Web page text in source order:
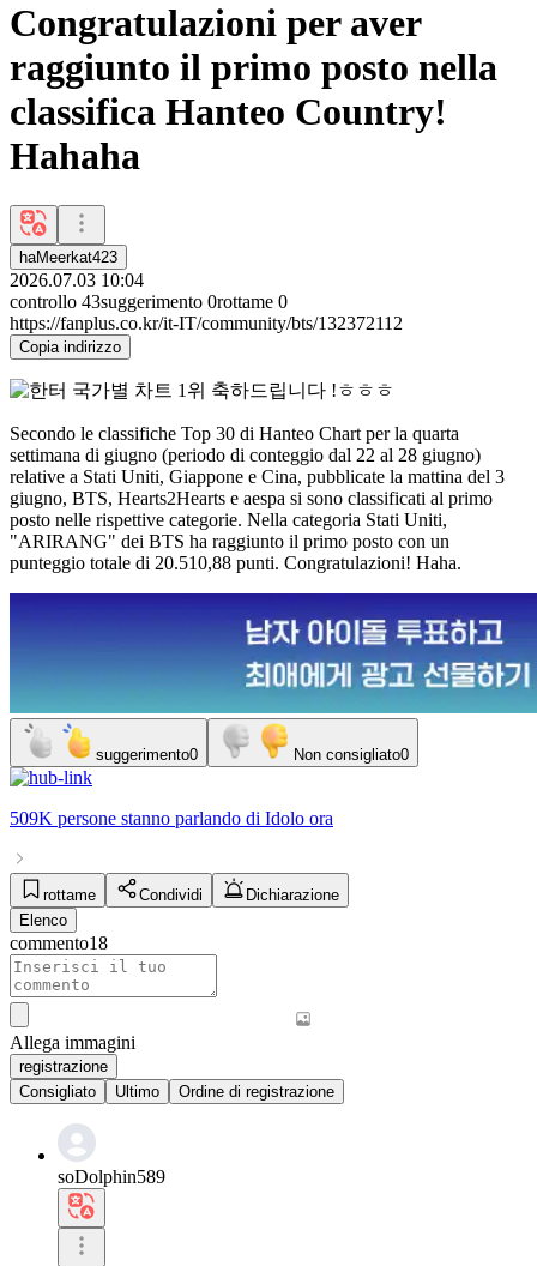
Congratulazioni per aver
raggiunto il primo posto nella
classifica Hanteo Country!
Hahaha
haMeerkat423
2026.07.03 10:04
controllo 43suggerimento 0rottame 0
https://fanplus.co.kr/it-IT/community/bts/132372112
Copia indirizzo
Secondo le classifiche Top 30 di Hanteo Chart per la quarta
settimana di giugno (periodo di conteggio dal 22 al 28 giugno)
relative a Stati Uniti, Giappone e Cina, pubblicate la mattina del 3
giugno, BTS, Hearts2Hearts e aespa si sono classificati al primo
posto nelle rispettive categorie. Nella categoria Stati Uniti,
"ARIRANG" dei BTS ha raggiunto il primo posto con un
punteggio totale di 20.510,88 punti. Congratulazioni! Haha.
suggerimento0 Non consigliato0
509K persone stanno parlando di Idolo ora
rottame Condividi
Dichiarazione
Elenco
commento18
Allega immagini
registrazione
Consigliato
Ultimo Ordine di registrazione
soDolphin589